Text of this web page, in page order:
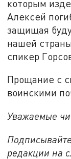
которым
Алексей
защищая
нашей
спикер
Прощание с
воинскими
Уважаемые
редакции на